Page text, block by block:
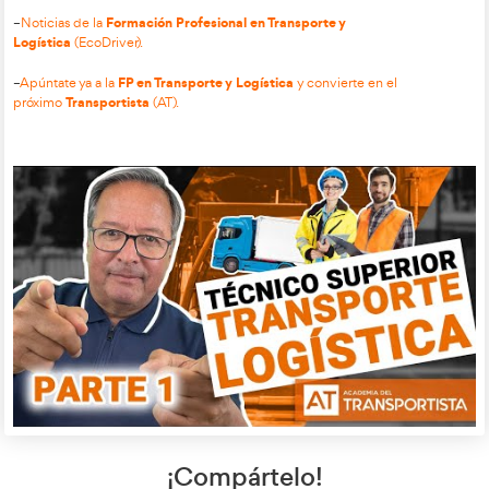
la comparación automática de ofertas, el seguimiento de
generación de informes periódicos de precios. En el
control modular, ProcurementExpress para gestionar
móviles, NetSuite para soluciones escalables en la nube u
buscan un sistema de código abierto altamente
Finalmente, el uso de estas herramientas facilita la toma de
de adquirir activos importantes como flotas de vehículos. Al